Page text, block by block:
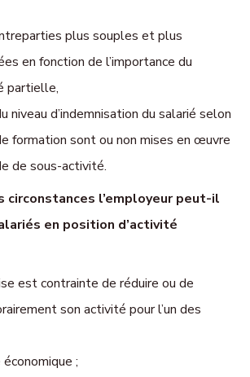
plus souples et plus
en fonction de l’importance du
partielle,
niveau d’indemnisation du salarié selon
formation sont ou non mises en œuvre
de sous-activité.
circonstances l’employeur peut-il
en position d’activité
est contrainte de réduire ou de
son activité pour l’un des
;